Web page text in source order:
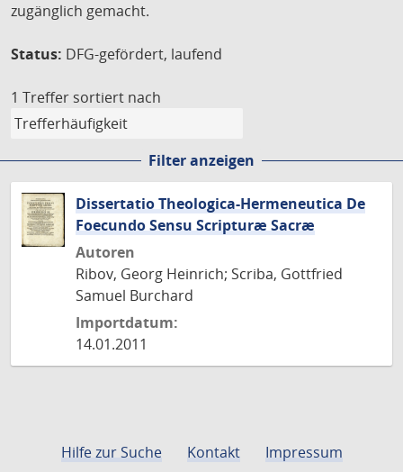
zugänglich gemacht.
Status: DFG-gefördert, laufend
1 Treffer sortiert nach
Filter anzeigen
Dissertatio Theologica-Hermeneutica De
Foecundo Sensu Scripturæ Sacræ
Autoren
Ribov, Georg Heinrich; Scriba, Gottfried
Samuel Burchard
Importdatum:
14.01.2011
Hilfe zur Suche Kontakt
Impressum